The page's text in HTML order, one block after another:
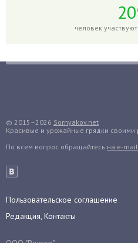
Гранат
Грядки
Гуава
Декабрист
Дельфиниум
человек
© 2015–2026 Sornyakov.net
Красивые и урожайные грядки своими
По всем вопрос обращайтесь на e-
Пользовательское соглашение
Редакция, Контакты